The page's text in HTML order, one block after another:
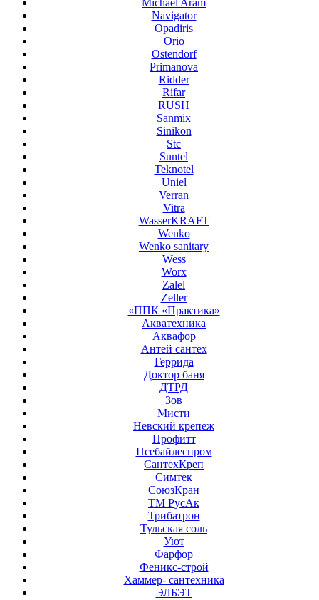
Michael Aram
Navigator
Opadiris
Orio
Ostendorf
Primanova
Ridder
Rifar
RUSH
Sanmix
Sinikon
Stc
Suntel
Teknotel
Uniel
Verran
Vitra
WasserKRAFT
Wenko
Wenko sanitary
Wess
Worx
Zalel
Zeller
«ППК «Практика»
Акватехника
Аквафор
Антей сантех
Геррида
Доктор баня
ДТРД
Зов
Мисти
Невский крепеж
Профитт
Псебайлеспром
СантехКреп
Симтек
СоюзКран
ТМ РусАк
Трибатрон
Тульская соль
Уют
Фарфор
Феникс-строй
Хаммер- сантехника
ЭЛБЭТ